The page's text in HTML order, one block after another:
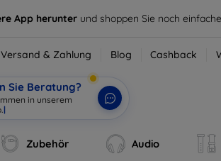
App herunter und shoppen Sie noch
Versand & Zahlung Blog Cashback
Sie Beratung?
in unserem
|
Zubehör Audio